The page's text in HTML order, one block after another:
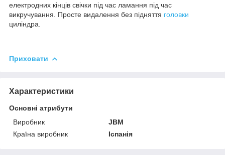
електродних кінців свічки під час ламання під час
викручування. Просте видалення без підняття головки
циліндра.
Приховати
Характеристики
Основні атрибути
Виробник
JBM
Країна виробник
Іспанія